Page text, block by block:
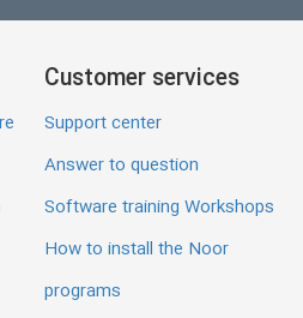
Customer services
Support center
Answer to question
Software training Workshops
How to install the Noor
programs